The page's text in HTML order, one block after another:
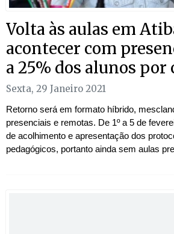
Volta às aulas em
acontecer com
a 25% dos alunos por
Sexta, 29 Janeiro 2021
Retorno será em formato híbrido,
presenciais e remotas. De 1º a 5 de
de acolhimento e apresentação dos
pedagógicos, portanto ainda sem aulas